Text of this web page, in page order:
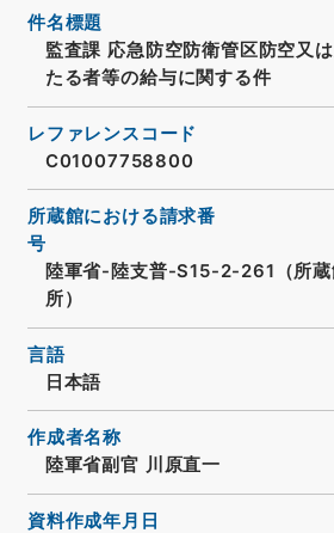
件名標題
監査課 応急防空防衛管区防空又
たる者等の給与に関する件
レファレンスコード
C01007758800
所蔵館における請求番
号
陸軍省-陸支普-S15-2-261（所蔵
所）
言語
日本語
作成者名称
陸軍省副官 川原直一
資料作成年月日